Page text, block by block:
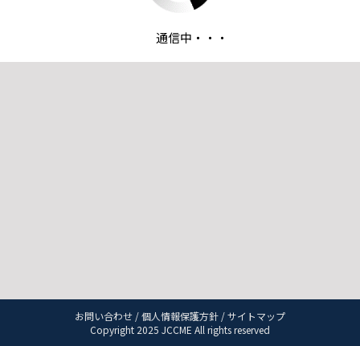
お問い合わせ /個人情報保護方針 /サイトマップ
Copyright 2025 JCCME All rights reserved
通信中・・・